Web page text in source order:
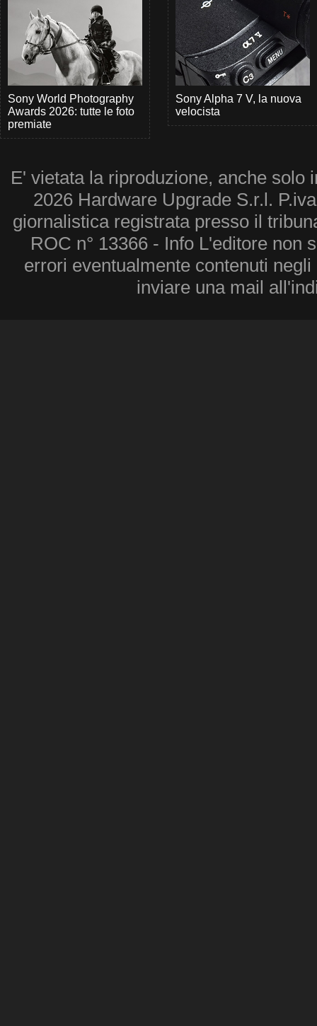
Sony World Photography
Awards 2026: tutte le foto
premiate
Sony Alpha 7 V, la nuova
velocista
E' vietata la riproduzione, anche solo
2026 Hardware Upgrade S.r.l.
giornalistica registrata presso il
ROC n° 13366 - Info L'editore non
errori eventualmente contenuti
inviare una mail